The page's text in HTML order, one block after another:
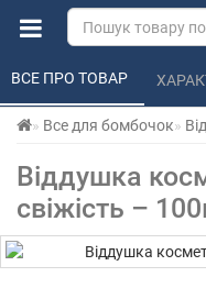
Все для бомбочок
Віддушка
свіжість –
ВСЕ ПРО ТОВАР